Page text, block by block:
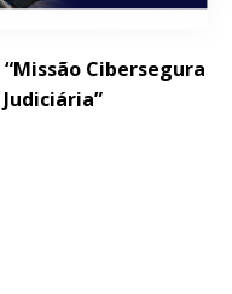
Cibersegura